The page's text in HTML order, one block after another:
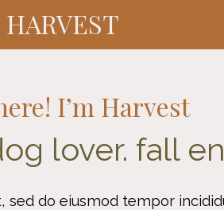
HARVEST
I’m Harvest
lover. fall
do eiusmod tempor